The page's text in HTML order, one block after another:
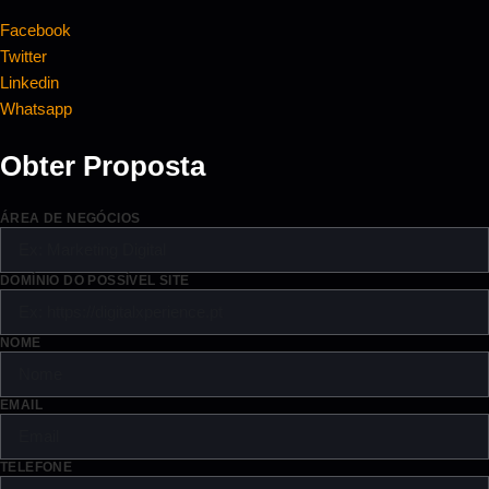
Facebook
Twitter
Linkedin
Whatsapp
Obter Proposta
ÁREA DE NEGÓCIOS
DOMÍNIO DO POSSÍVEL SITE
NOME
EMAIL
TELEFONE